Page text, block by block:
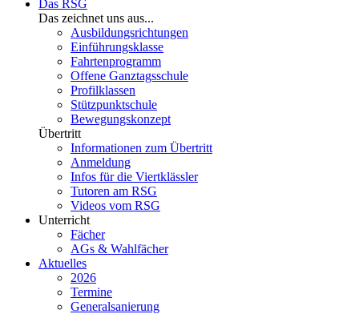
Das RSG
Das zeichnet uns aus...
Ausbildungsrichtungen
Einführungsklasse
Fahrtenprogramm
Offene Ganztagsschule
Profilklassen
Stützpunktschule
Bewegungskonzept
Übertritt
Informationen zum Übertritt
Anmeldung
Infos für die Viertklässler
Tutoren am RSG
Videos vom RSG
Unterricht
Fächer
AGs & Wahlfächer
Aktuelles
2026
Termine
Generalsanierung